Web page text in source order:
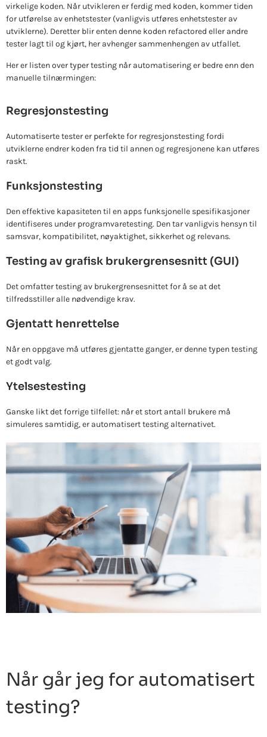
virkelige koden. Når utvikleren er ferdig med koden, kommer tiden
for utførelse av enhetstester (vanligvis utføres enhetstester av
utviklerne). Deretter blir enten denne koden refactored eller andre
tester lagt til og kjørt, her avhenger sammenhengen av utfallet.
Her er listen over typer testing når automatisering er bedre enn den
manuelle tilnærmingen:
Regresjonstesting
Automatiserte tester er perfekte for regresjonstesting fordi
utviklerne endrer koden fra tid til annen og regresjonene kan utføres
raskt.
Funksjonstesting
Den effektive kapasiteten til en apps funksjonelle spesifikasjoner
identifiseres under programvaretesting. Den tar vanligvis hensyn til
samsvar, kompatibilitet, nøyaktighet, sikkerhet og relevans.
Testing av grafisk brukergrensesnitt (GUI)
Det omfatter testing av brukergrensesnittet for å se at det
tilfredsstiller alle nødvendige krav.
Gjentatt henrettelse
Når en oppgave må utføres gjentatte ganger, er denne typen testing
et godt valg.
Ytelsestesting
Ganske likt det forrige tilfellet: når et stort antall brukere må
simuleres samtidig, er automatisert testing alternativet.
Når går jeg for automatisert
testing?